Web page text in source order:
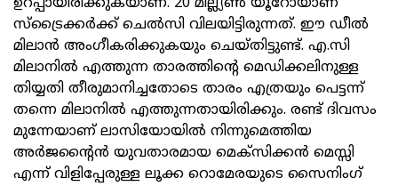
ഉറപ്പായിരിക്കുകയാണ്. 20 മില്ല്യൺ യൂറോയാണ്
സ്ട്രൈക്കർക്ക് ചെൽസി വിലയിട്ടിരുന്നത്. ഈ ഡീൽ
മിലാൻ അംഗീകരിക്കുകയും ചെയ്തിട്ടുണ്ട്. എ.സി
മിലാനിൽ എത്തുന്ന താരത്തിന്റെ മെഡിക്കലിനുള്ള
തിയ്യതി തീരുമാനിച്ചതോടെ താരം എത്രയും പെട്ടന്ന്
തന്നെ മിലാനിൽ എത്തുന്നതായിരിക്കും. രണ്ട് ദിവസം
മുന്നേയാണ് ലാസിയോയിൽ നിന്നുമെത്തിയ
അർജന്റൈൻ യുവതാരമായ മെക്സിക്കൻ മെസ്സി
എന്ന് വിളിപ്പേരുള്ള ലൂക്ക റൊമേരയുടെ സൈനിംഗ്